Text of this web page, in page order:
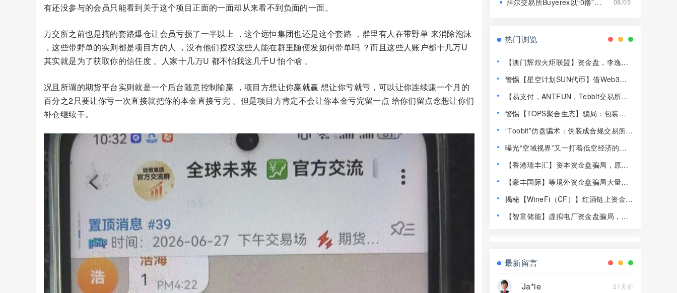
有还没参与的会员只能看到关于这个项目正面的一面却从来看不到负面的一面。
万交所之前也是搞的套路爆仓让会员亏损了一半以上 ，这个远恒集团也还是这个套路 ，群里有人在带野单 来消除泡沫
，这些带野单的实则都是项目方的人 ，没有他们授权这些人能在群里随便发如何带单吗 ？而且这些人账户都十几万U
其实就是为了获取你的信任度 。人家十几万U 都不怕我这几千U 怕个啥 。
况且所谓的期货平台实则就是一个后台随意控制输赢 ，项目方想让你赢就赢 想让你亏就亏，可以让你连续赚一个月的
百分之2只要让你亏一次直接就把你的本金直接亏完 。但是项目方肯定不会让你本金亏完留一点 给你们留点念想让你们
补仓继续干。
拜尔交易所Buyerex以“0撸”为噱头的分红类资金盘骗局，远离！
热门浏览
【澳门辉煌火炬联盟】资金盘，李逸川
路！
警惕【星空计划SUN代币】借Web3概
【易支付，ANTFUN，Tebbit交易所】
远离！
警惕【TOPS聚合生态】骗局：包装精
“Toobit”仿盘骗术：伪装成合规交易所，
骗局！
曝光“空域视界”又一打着低空经济的传
【香港瑞丰汇】资本资金盘骗局，原拓
【豪丰国际】等境外资金盘骗局大量单
揭秘【WineFi（CF）】红酒链上资金盘
【智富储能】虚拟电厂资金盘骗局，新
最新留言
Ja*ie 21天前